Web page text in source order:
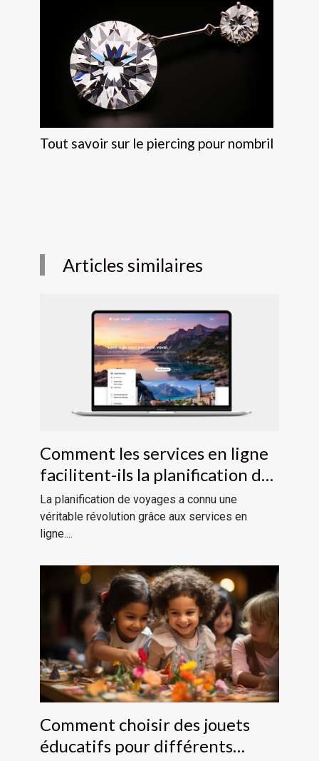
Tout savoir sur le piercing pour nombril
Articles similaires
Comment les services en ligne
facilitent-ils la planification de
voyages ?
La planification de voyages a connu une
véritable révolution grâce aux services en
ligne....
Comment choisir des jouets
éducatifs pour différents